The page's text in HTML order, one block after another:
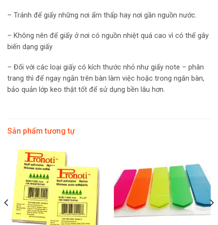
– Tránh để giấy những nơi ẩm thấp hay nơi gần nguồn nước.
– Không nên để giấy ở nơi có nguồn nhiệt quá cao vì có thể gây
biến dạng giấy
– Đối với các loại giấy có kích thước nhỏ như giấy note – phân
trang thì để ngay ngắn trên bàn làm việc hoặc trong ngăn bàn,
bảo quản lớp keo thật tốt để sử dụng bền lâu hơn.
Sản phẩm tương tự